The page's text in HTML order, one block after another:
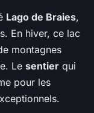
Lago de Braies,
En hiver, ce lac
montagnes
Le sentier qui
pour les